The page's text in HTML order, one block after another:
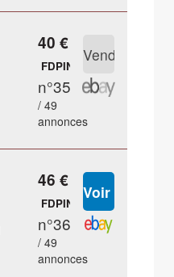
40 €
FDPIN
n°35
/ 49
annonces
46 €
FDPIN
n°36
/ 49
annonces